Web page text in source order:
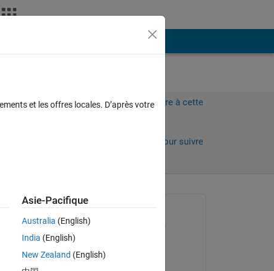
Connectez-vous pour répondre à cette
Connectez-vous pour suivre
Abdulrahman Alammar
le 22 Fév 2017
et les offres locales. D’après votre
Asie-Pacifique
Australia (English)
India (English)
New Zealand (English)